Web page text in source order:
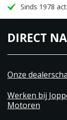
Sinds 1978
DIRECT
Onze
Werken bij
Motoren